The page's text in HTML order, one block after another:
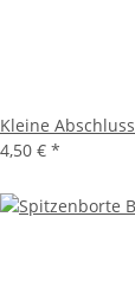
Kleine
4,50 € *